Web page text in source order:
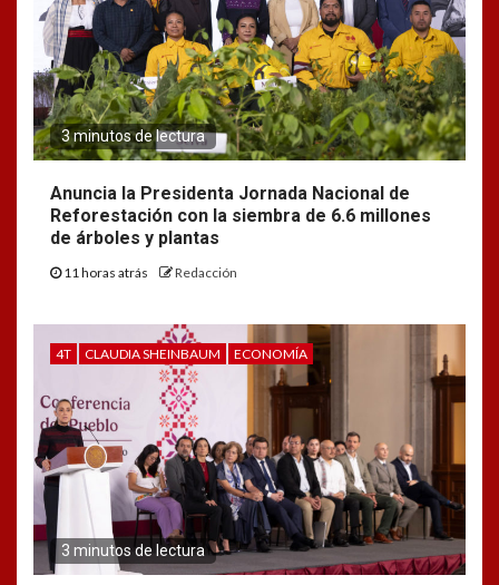
3 minutos de lectura
Anuncia la Presidenta Jornada Nacional de
Reforestación con la siembra de 6.6 millones
de árboles y plantas
11 horas atrás Redacción
4T CLAUDIA SHEINBAUM ECONOMÍA
3 minutos de lectura